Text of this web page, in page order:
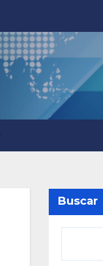
Buscar